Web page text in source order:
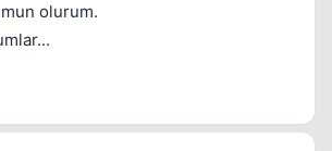
olurum.